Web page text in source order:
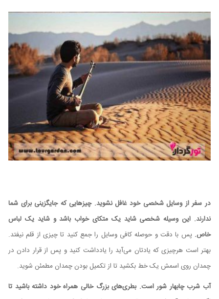
در سفر از وسایل شخصی خود غافل نشوید. چیزهایی که جایگزینی برای شما
ندارند. این وسیله شخصی شاید یک متکای خواب باشد و شاید یک لباس
خاص. پس با دقت و حوصله کافی وسایل را جمع کنید تا چیزی از قلم نیفتد.
بهتر است هرچیزی که یادتان می‌آید را یادداشت کنید و پس از قرار دادن در
چمدان روی اسمش یک خط بکشید تا از تکمیل بودن چمدان مطمئن شوید.
آب شرب چابهار شور است. بطری‌های بزرگ خالی همراه خود داشته باشید تا